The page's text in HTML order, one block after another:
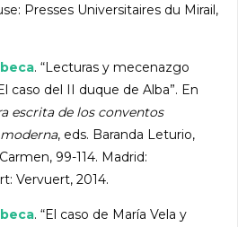
Presses Universitaires du Mirail,
. “Lecturas y mecenazgo
caso del II duque de Alba”. En
escrita de los conventos
, eds. Baranda Leturio,
99-114. Madrid:
Vervuert, 2014.
. “El caso de María Vela y